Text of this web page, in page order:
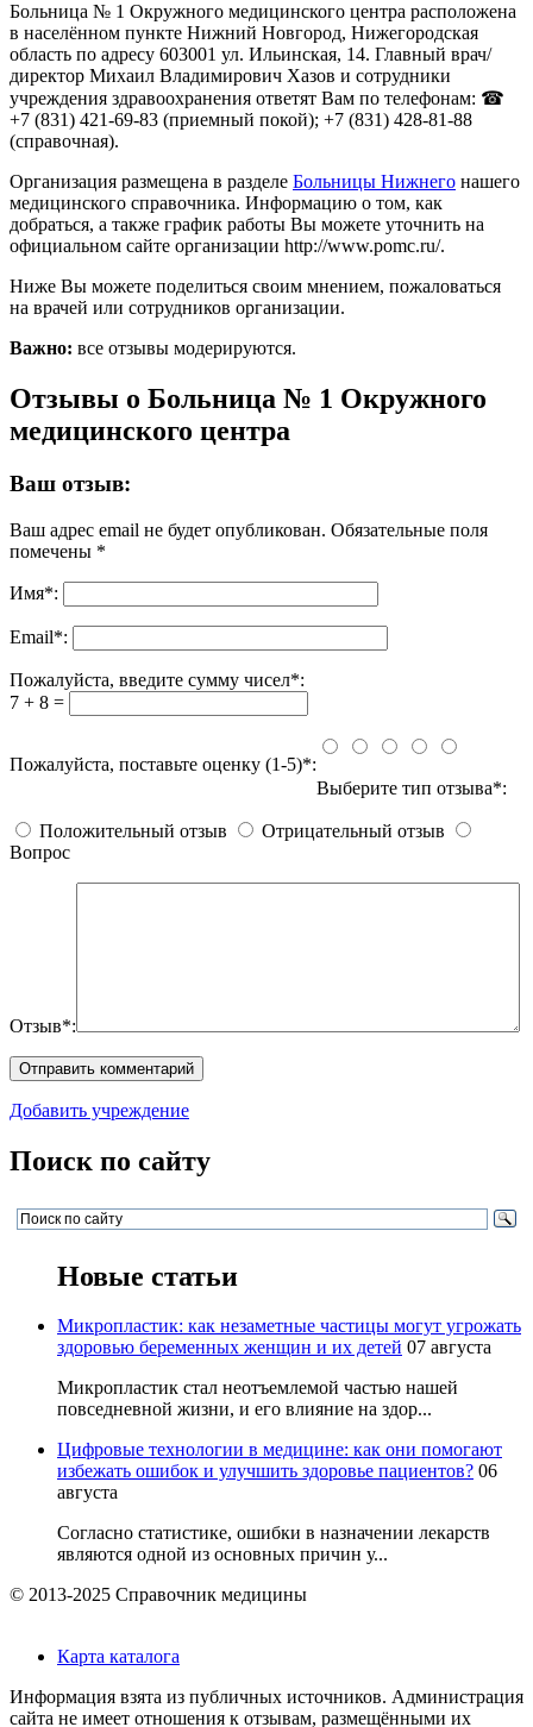
Больница № 1 Окружного медицинского центра расположена
в населённом пункте Нижний Новгород, Нижегородская
область по адресу 603001 ул. Ильинская, 14. Главный врач/
директор Михаил Владимирович Хазов и сотрудники
учреждения здравоохранения ответят Вам по телефонам: ☎
+7 (831) 421-69-83 (приемный покой); +7 (831) 428-81-88
(справочная).
Организация размещена в разделе Больницы Нижнего нашего
медицинского справочника. Информацию о том, как
добраться, а также график работы Вы можете уточнить на
официальном сайте организации http://www.pomc.ru/.
Ниже Вы можете поделиться своим мнением, пожаловаться
на врачей или сотрудников организации.
Важно: все отзывы модерируются.
Отзывы о Больница № 1 Окружного
медицинского центра
Ваш отзыв:
Ваш адрес email не будет опубликован. Обязательные поля
помечены *
Имя*:
Email*:
Пожалуйста, введите сумму чисел*:
7 + 8 =
Пожалуйста, поставьте оценку (1-5)*:
Выберите тип отзыва*:
Положительный отзыв
Отрицательный отзыв
Вопрос
Отзыв*:
Добавить учреждение
Поиск по сайту
Новые статьи
Микропластик: как незаметные частицы могут угрожать
здоровью беременных женщин и их детей 07 августа
Микропластик стал неотъемлемой частью нашей
повседневной жизни, и его влияние на здор...
Цифровые технологии в медицине: как они помогают
избежать ошибок и улучшить здоровье пациентов? 06
августа
Согласно статистике, ошибки в назначении лекарств
являются одной из основных причин у...
© 2013-2025 Справочник медицины
Карта каталога
Информация взята из публичных источников. Администрация
сайта не имеет отношения к отзывам, размещёнными их